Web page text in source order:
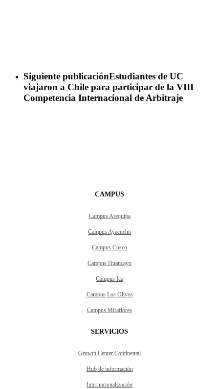
Siguiente publicaciónEstudiantes de UC
viajaron a Chile para participar de la VIII
Competencia Internacional de Arbitraje
CAMPUS
Campus Arequipa
Campus Ayacucho
Campus Cusco
Campus Huancayo
Campus Ica
Campus Los Olivos
Campus Miraflores
SERVICIOS
Growth Center Continental
Hub de información
Internacionalización